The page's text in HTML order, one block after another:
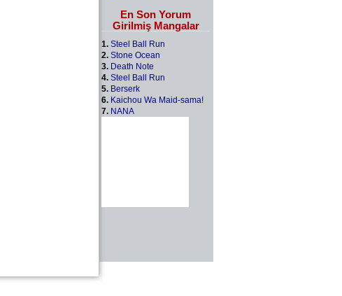
En Son Yorum
Girilmiş Mangalar
1. Steel Ball Run
2. Stone Ocean
3. Death Note
4. Steel Ball Run
5. Berserk
6. Kaichou Wa Maid-sama!
7. NANA